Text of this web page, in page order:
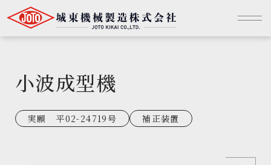
小波成型機
実願 平02-24719号 補正装置